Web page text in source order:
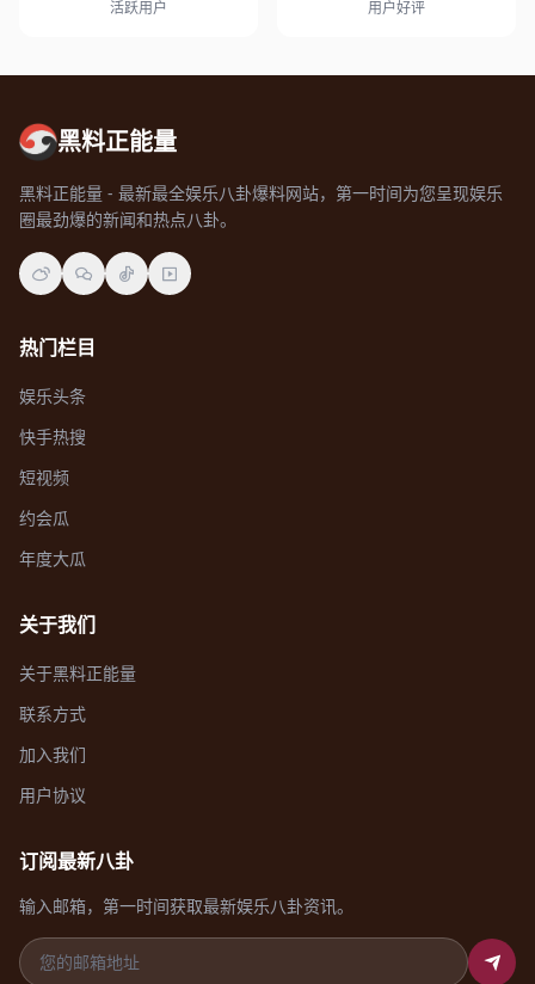
活跃用户 用户好评
黑料正能量
黑料正能量 - 最新最全娱乐八卦爆料网站，第一时间为您呈现娱乐
圈最劲爆的新闻和热点八卦。
热门栏目
娱乐头条
快手热搜
短视频
约会瓜
年度大瓜
关于我们
关于黑料正能量
联系方式
加入我们
用户协议
订阅最新八卦
输入邮箱，第一时间获取最新娱乐八卦资讯。